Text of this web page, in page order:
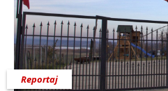
Reportaj